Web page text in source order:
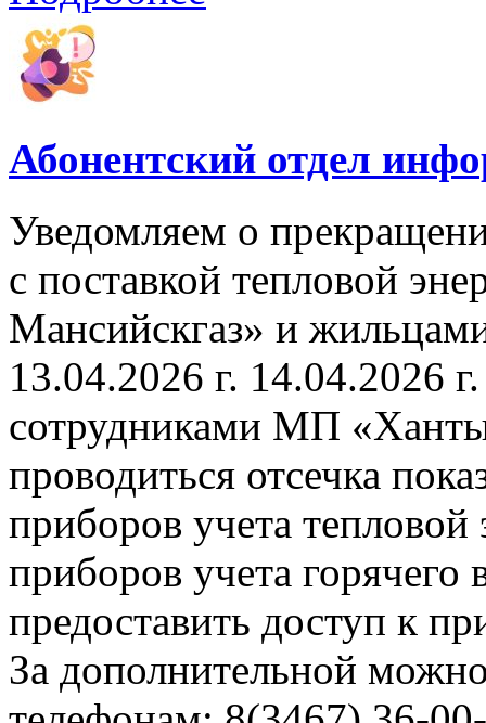
Абонентский отдел
Уведомляем о
с поставкой тепловой
Мансийскгаз» и
13.04.2026 г. 14.04.2026
сотрудниками МП
проводиться отсечка
приборов учета
приборов учета
предоставить доступ к
За дополнительной